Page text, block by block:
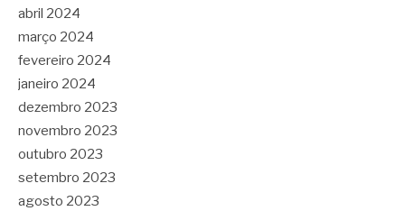
abril 2024
março 2024
fevereiro 2024
janeiro 2024
dezembro 2023
novembro 2023
outubro 2023
setembro 2023
agosto 2023